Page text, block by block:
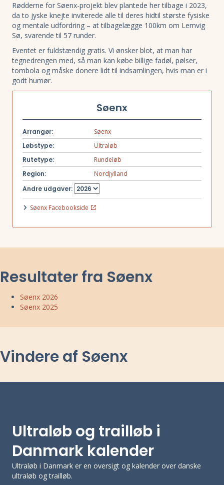
Rødderne for Søenx-projekt blev plantede her tilbage i 2023,
da to jyske knejte inviterede alle til deres hidtil største fysiske
og mentale udfordring – at tilbagelægge 100km om Lemvig
Sø, svarende til 57 runder.
Eventet er fuldstændig gratis. Vi ønsker blot, at man har
tegnedrengen med, så man kan købe billige fadøl, pølser,
tombola og måske donere lidt til indsamlingen, hvis man er i
godt humør.
Søenx
Arrangør:
Søenx
Løbstype:
Ultraløb
Rutetype:
Rundeløb
Region:
Nordjylland
Andre udgaver:
Søenx Facebookside
Resultater fra Søenx
Søenx 2026
Søenx 2025
Vindere af Søenx
Ultraløb og trailløb i
Danmark kalender
Ultraløb i Danmark er en oversigt og kalender over danske
ultraløb og trailløb.